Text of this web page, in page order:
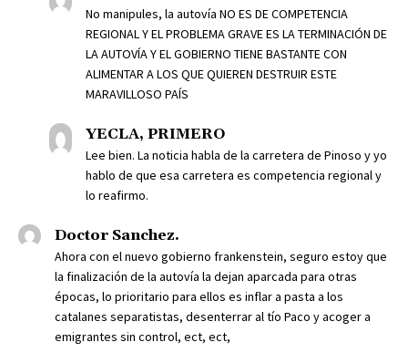
No manipules, la autovía NO ES DE COMPETENCIA
REGIONAL Y EL PROBLEMA GRAVE ES LA TERMINACIÓN DE
LA AUTOVÍA Y EL GOBIERNO TIENE BASTANTE CON
ALIMENTAR A LOS QUE QUIEREN DESTRUIR ESTE
MARAVILLOSO PAÍS
YECLA, PRIMERO
Lee bien. La noticia habla de la carretera de Pinoso y yo
hablo de que esa carretera es competencia regional y
lo reafirmo.
Doctor Sanchez.
Ahora con el nuevo gobierno frankenstein, seguro estoy que
la finalización de la autovía la dejan aparcada para otras
épocas, lo prioritario para ellos es inflar a pasta a los
catalanes separatistas, desenterrar al tío Paco y acoger a
emigrantes sin control, ect, ect,